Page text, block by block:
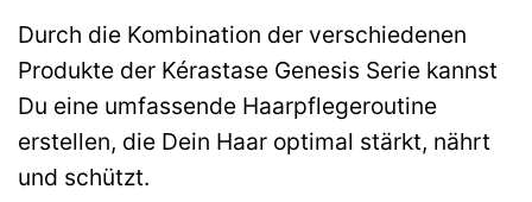
Durch die Kombination der verschiedenen
Produkte der Kérastase Genesis Serie kannst
Du eine umfassende Haarpflegeroutine
erstellen, die Dein Haar optimal stärkt, nährt
und schützt.